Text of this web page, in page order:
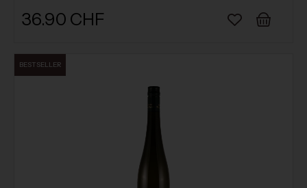
36.90 CHF
BESTSELLER